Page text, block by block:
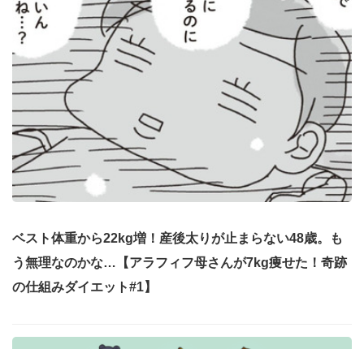
ベスト体重から22kg増！産後太りが止まらない48歳。も
う無理なのかな…【アラフィフ母さんが7kg痩せた！奇跡
の仕組みダイエット#1】